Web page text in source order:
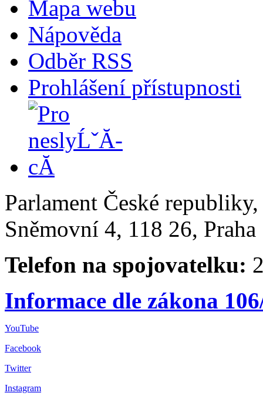
Mapa webu
Nápověda
Odběr RSS
Prohlášení přístupnosti
Parlament České
Sněmovní 4, 118 26,
Telefon na spojovatelku:
Informace dle zákona
YouTube
Facebook
Twitter
Instagram